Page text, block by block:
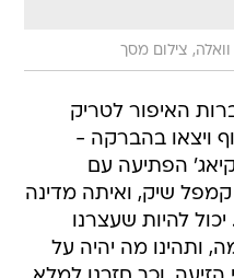
צילום מסך
האיפור לטריק
ויצאו בהברקה -
הפתיעה עם
שיק, ואיתה מדינה
להיות שעצרנו
ותהינו מה יהיה על